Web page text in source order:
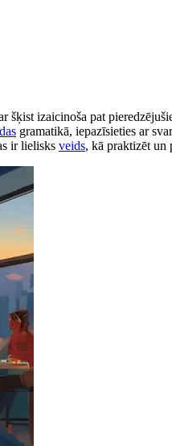
šķist izaicinoša pat
gramatikā, iepazīsieties ar
ir lielisks veids, kā praktizēt un